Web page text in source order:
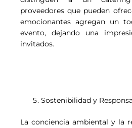
proveedores que pueden
emocionantes agregan un
evento, dejando una
invitados.
Sostenibilidad y
La conciencia ambiental y la